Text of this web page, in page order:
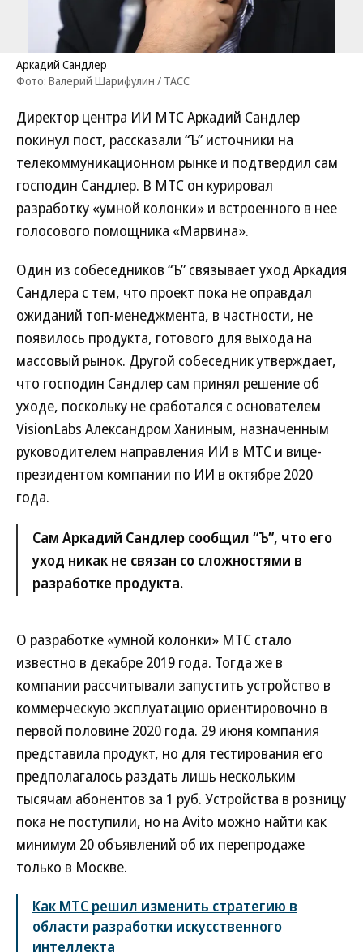
Аркадий Сандлер
Фото: Валерий Шарифулин / ТАСС
Директор центра ИИ МТС Аркадий Сандлер
покинул пост, рассказали “Ъ” источники на
телекоммуникационном рынке и подтвердил сам
господин Сандлер. В МТС он курировал
разработку «умной колонки» и встроенного в нее
голосового помощника «Марвина».
Один из собеседников “Ъ” связывает уход Аркадия
Сандлера с тем, что проект пока не оправдал
ожиданий топ-менеджмента, в частности, не
появилось продукта, готового для выхода на
массовый рынок. Другой собеседник утверждает,
что господин Сандлер сам принял решение об
уходе, поскольку не сработался с основателем
VisionLabs Александром Ханиным, назначенным
руководителем направления ИИ в МТС и вице-
президентом компании по ИИ в октябре 2020
года.
Сам Аркадий Сандлер сообщил “Ъ”, что его
уход никак не связан со сложностями в
разработке продукта.
О разработке «умной колонки» МТС стало
известно в декабре 2019 года. Тогда же в
компании рассчитывали запустить устройство в
коммерческую эксплуатацию ориентировочно в
первой половине 2020 года. 29 июня компания
представила продукт, но для тестирования его
предполагалось раздать лишь нескольким
тысячам абонентов за 1 руб. Устройства в розницу
пока не поступили, но на Avito можно найти как
минимум 20 объявлений об их перепродаже
только в Москве.
Как МТС решил изменить стратегию в
области разработки искусственного
интеллекта